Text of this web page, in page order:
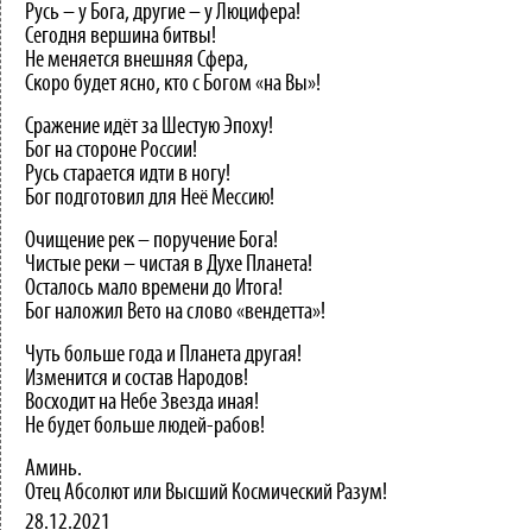
Русь – у Бога, другие – у Люцифера!
Сегодня вершина битвы!
Не меняется внешняя Сфера,
Скоро будет ясно, кто с Богом «на Вы»!
Сражение идёт за Шестую Эпоху!
Бог на стороне России!
Русь старается идти в ногу!
Бог подготовил для Неё Мессию!
Очищение рек – поручение Бога!
Чистые реки – чистая в Духе Планета!
Осталось мало времени до Итога!
Бог наложил Вето на слово «вендетта»!
Чуть больше года и Планета другая!
Изменится и состав Народов!
Восходит на Небе Звезда иная!
Не будет больше людей-рабов!
Аминь.
Отец Абсолют или Высший Космический Разум!
28.12.2021